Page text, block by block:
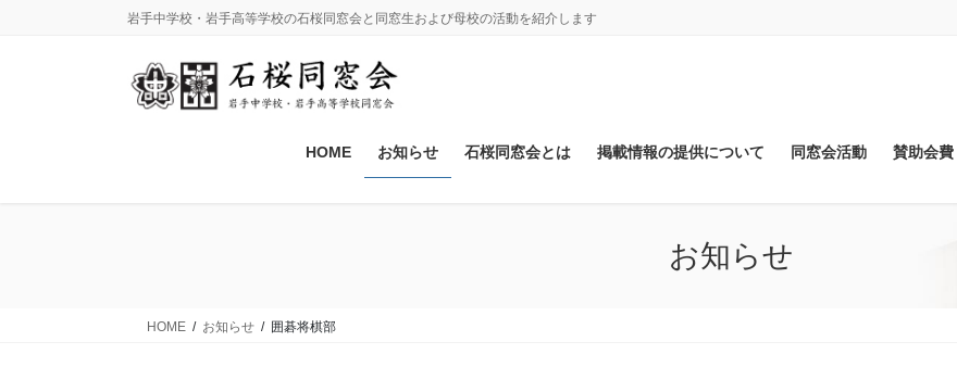
岩手中学校・岩手高等学校の石桜同窓会と同窓生および母校の活動を紹介します
HOME お知らせ 石桜同窓会とは 掲載情報の提供について 同窓会活動 賛助会費
お知らせ
HOME お知らせ 囲碁将棋部